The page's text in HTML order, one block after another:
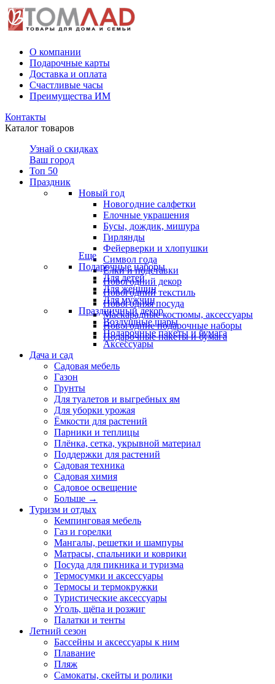
О компании
Подарочные карты
Доставка и оплата
Счастливые часы
Преимущества ИМ
Контакты
Каталог товаров
Узнай о скидках
Ваш город
Топ 50
Праздник
Новый год
Новогодние салфетки
Елочные украшения
Бусы, дождик, мишура
Гирлянды
Фейерверки и хлопушки
Символ года
Ёлки и подставки
Новогодний декор
Новогодний текстиль
Новогодняя посуда
Маскарадные костюмы, аксессуары
Новогодние подарочные наборы
Подарочные пакеты и бумага
Еще
Подарочные наборы
Для детей
Для женщин
Для мужчин
Праздничный декор
Воздушные шары
Подарочные пакеты и бумага
Аксессуары
Дача и сад
Садовая мебель
Газон
Грунты
Для туалетов и выгребных ям
Для уборки урожая
Ёмкости для растений
Парники и теплицы
Плёнка, сетка, укрывной материал
Поддержки для растений
Садовая техника
Садовая химия
Садовое освещение
Больше →
Туризм и отдых
Кемпинговая мебель
Газ и горелки
Мангалы, решетки и шампуры
Матрасы, cпальники и коврики
Посуда для пикника и туризма
Термосумки и аксессуары
Термосы и термокружки
Туристические аксессуары
Уголь, щёпа и розжиг
Палатки и тенты
Летний сезон
Бассейны и аксессуары к ним
Плавание
Пляж
Самокаты, скейты и ролики